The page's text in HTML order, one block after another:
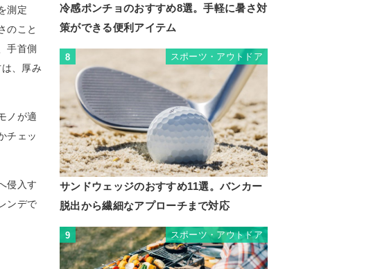
測定
のこと
手首側
、厚み
ノが適
チェッ
侵入す
ンデで
冷感ポンチョのおすすめ8選。手軽に暑さ対
策ができる便利アイテム
8 スポーツ・アウトドア
サンドウェッジのおすすめ11選。バンカー
脱出から繊細なアプローチまで対応
9 スポーツ・アウトドア